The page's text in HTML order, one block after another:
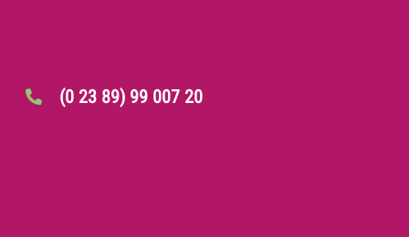
(0 23 89) 99 007 20